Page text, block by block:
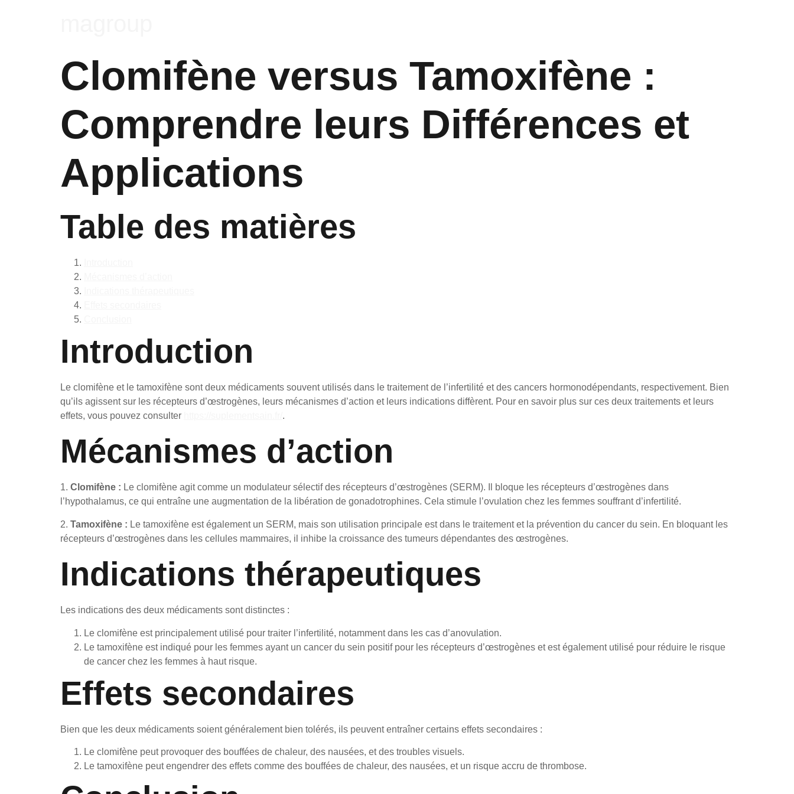
Clomifène versus Tamoxifène :
Comprendre leurs Différences et
Applications
Table des matières
Introduction
Le clomifène et le tamoxifène sont deux médicaments souvent utilisés dans le traitement de l’infertilité et des cancers hormonodépendants, respectivement. Bien
qu’ils agissent sur les récepteurs d’œstrogènes, leurs mécanismes d’action et leurs indications diffèrent. Pour en savoir plus sur ces deux traitements et leurs
effets, vous pouvez consulter
.
Mécanismes d’action
1. Clomifène : Le clomifène agit comme un modulateur sélectif des récepteurs d’œstrogènes (SERM). Il bloque les récepteurs d’œstrogènes dans
l’hypothalamus, ce qui entraîne une augmentation de la libération de gonadotrophines. Cela stimule l’ovulation chez les femmes souffrant d’infertilité.
2. Tamoxifène : Le tamoxifène est également un SERM, mais son utilisation principale est dans le traitement et la prévention du cancer du sein. En bloquant les
récepteurs d’œstrogènes dans les cellules mammaires, il inhibe la croissance des tumeurs dépendantes des œstrogènes.
Indications thérapeutiques
Les indications des deux médicaments sont distinctes :
Le clomifène est principalement utilisé pour traiter l’infertilité, notamment dans les cas d’anovulation.
Le tamoxifène est indiqué pour les femmes ayant un cancer du sein positif pour les récepteurs d’œstrogènes et est également utilisé pour réduire le risque
de cancer chez les femmes à haut risque.
Effets secondaires
Bien que les deux médicaments soient généralement bien tolérés, ils peuvent entraîner certains effets secondaires :
Le clomifène peut provoquer des bouffées de chaleur, des nausées, et des troubles visuels.
Le tamoxifène peut engendrer des effets comme des bouffées de chaleur, des nausées, et un risque accru de thrombose.